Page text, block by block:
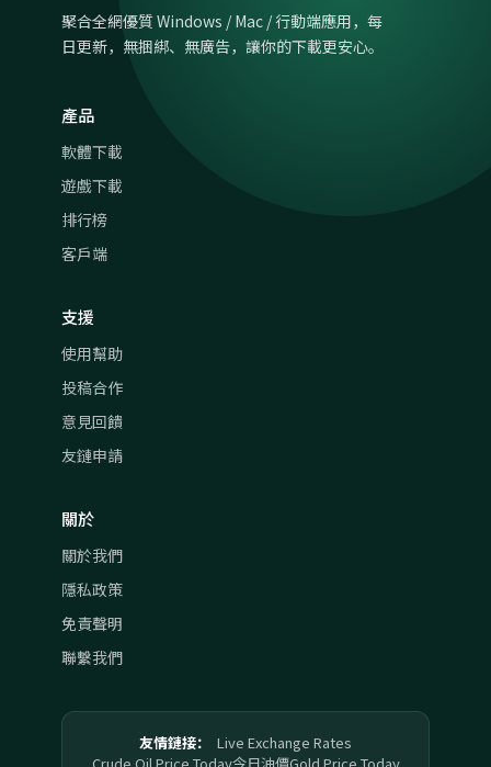
聚合全網優質 Windows / Mac / 行動端應用，每
日更新，無捆綁、無廣告，讓你的下載更安心。
產品
軟體下載
遊戲下載
排行榜
客戶端
支援
使用幫助
投稿合作
意見回饋
友鏈申請
關於
關於我們
隱私政策
免責聲明
聯繫我們
友情鏈接：
Live Exchange Rates